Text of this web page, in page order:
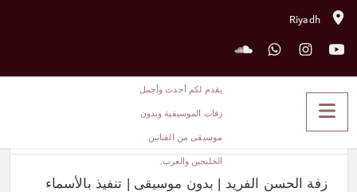
Riyadh
زفات بالاسماء بدون موسيقى
2515
زفة الحسن الفريد | بدون موسيقى | تنفيذ بالأسماء